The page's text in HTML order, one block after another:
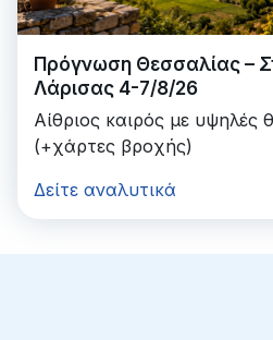
Πρόγνωση Θεσσαλίας –
Λάρισας 4-7/8/26
Αίθριος καιρός με υψηλές
(+χάρτες βροχής)
Δείτε αναλυτικά